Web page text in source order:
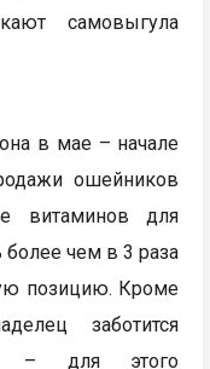
самовыгула
в мае – начале
ошейников
витаминов для
чем в 3 раза
позицию. Кроме
заботится
– для этого